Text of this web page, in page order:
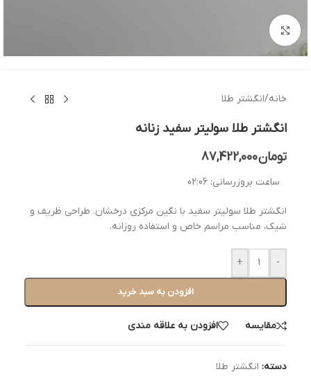
بزرگنمایی تصویر
خانه/انگشتر طلا
انگشتر طلا سولیتر سفید زنانه
تومان
ساعت بروزرسانی: 02:06
انگشتر طلا سولیتر سفید با نگین مرکزی درخشان. طراحی ظریف و
شیک، مناسب مراسم خاص و استفاده روزانه.
-
+
افزودن به سبد خرید
مقایسه افزودن به علاقه مندی
دسته: انگشتر طلا